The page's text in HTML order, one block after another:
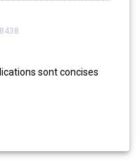
sont concises